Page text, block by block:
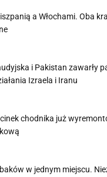
a Włochami. Oba
i Pakistan zawarły
Izraela i Iranu
chodnika już
w jednym miejscu.